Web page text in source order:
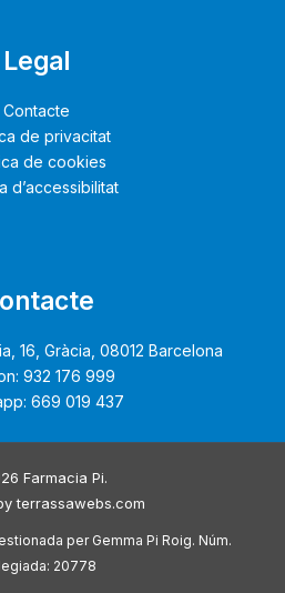
Legal
Contacte
de privacitat
de cookies
d’accessibilitat
16, Gràcia, 08012 Barcelona
932 176 999
669 019 437
Farmacia Pi.
terrassawebs.com
per Gemma Pi Roig. Núm.
20778